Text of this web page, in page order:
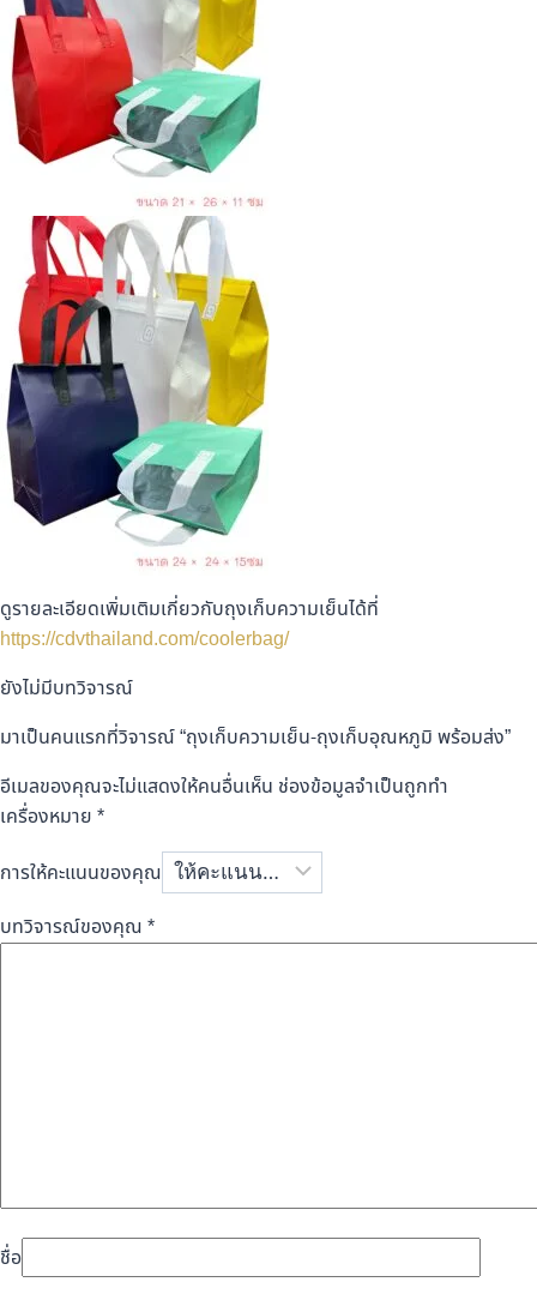
ดูรายละเอียดเพิ่มเติมเกี่ยวกับถุงเก็บความเย็นได้ที่
https://cdvthailand.com/coolerbag/
ยังไม่มีบทวิจารณ์
มาเป็นคนแรกที่วิจารณ์ “ถุงเก็บความเย็น-ถุงเก็บอุณหภูมิ พร้อมส่ง”
อีเมลของคุณจะไม่แสดงให้คนอื่นเห็น ช่องข้อมูลจำเป็นถูกทำ
เครื่องหมาย *
การให้คะแนนของคุณ
บทวิจารณ์ของคุณ *
ชื่อ